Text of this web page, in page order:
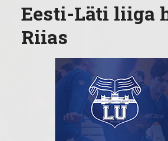
Eesti-Läti liiga
Riias